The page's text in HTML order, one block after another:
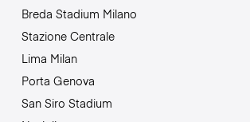
Breda Stadium Milano
Stazione Centrale
Lima Milan
Porta Genova
San Siro Stadium